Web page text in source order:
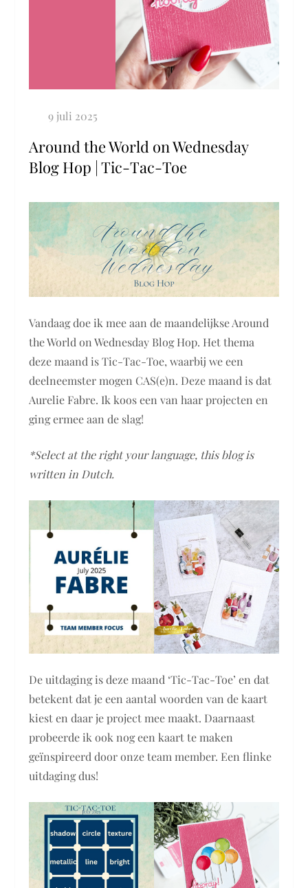
Around the World on Wednesday
Blog Hop | Tic-Tac-Toe
Vandaag doe ik mee aan de maandelijkse Around
the World on Wednesday Blog Hop. Het thema
deze maand is Tic-Tac-Toe, waarbij we een
deelneemster mogen CAS(e)n. Deze maand is dat
Aurelie Fabre. Ik koos een van haar projecten en
ging ermee aan de slag!
*Select at the right your language, this blog is
written in Dutch.
De uitdaging is deze maand ‘Tic-Tac-Toe’ en dat
betekent dat je een aantal woorden van de kaart
kiest en daar je project mee maakt. Daarnaast
probeerde ik ook nog een kaart te maken
geïnspireerd door onze team member. Een flinke
uitdaging dus!